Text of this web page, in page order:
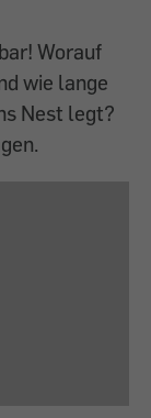
Worauf
wie lange
Nest legt?